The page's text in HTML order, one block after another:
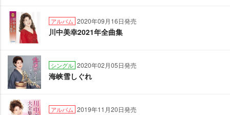
アルバム 2020年09月16日発売
川中美幸2021年全曲集
シングル 2020年02月05日発売
海峡雪しぐれ
アルバム 2019年11月20日発売